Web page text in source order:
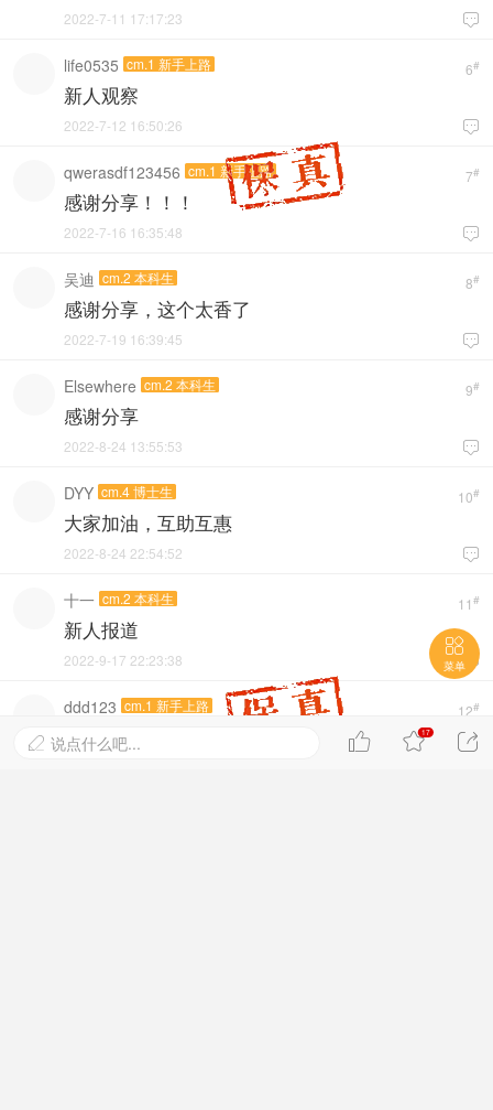

2022-7-11 17:17:23
6#
life0535 cm.1 新手上路
新人观察

2022-7-12 16:50:26
7#
qwerasdf123456 cm.1 新手上路
感谢分享！！！

2022-7-16 16:35:48
8#
吴迪 cm.2 本科生
感谢分享，这个太香了

2022-7-19 16:39:45
9#
Elsewhere cm.2 本科生
感谢分享

2022-8-24 13:55:53
10#
DYY cm.4 博士生
大家加油，互助互惠

2022-8-24 22:54:52
11 #
十一 cm.2 本科生
新人报道

2022-9-17 22:23:38
12#
ddd123 cm.1 新手上路
现在每日签到领论坛币

菜单

17

 说点什么吧...